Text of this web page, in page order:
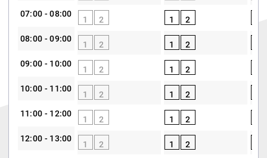
07:00 - 08:00
08:00 - 09:00
09:00 - 10:00
10:00 - 11:00
11:00 - 12:00
12:00 - 13:00
1 2 1 2
1 2 1 2
1 2 1 2
1 2 1 2
1 2 1 2
1 2 1 2